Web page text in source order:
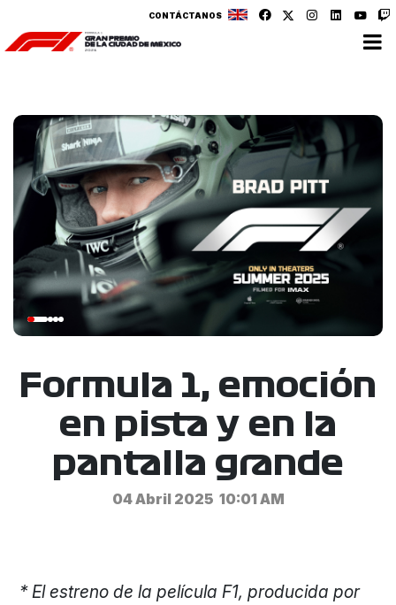
CONTÁCTANOS
Formula 1, emoción
en pista y en la
pantalla grande
04 Abril 2025 10:01 AM
* El estreno de la película F1, producida por